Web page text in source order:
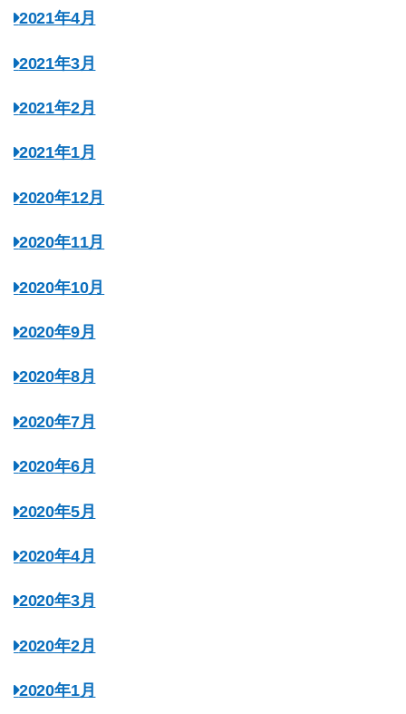
2021年4月
2021年3月
2021年2月
2021年1月
2020年12月
2020年11月
2020年10月
2020年9月
2020年8月
2020年7月
2020年6月
2020年5月
2020年4月
2020年3月
2020年2月
2020年1月